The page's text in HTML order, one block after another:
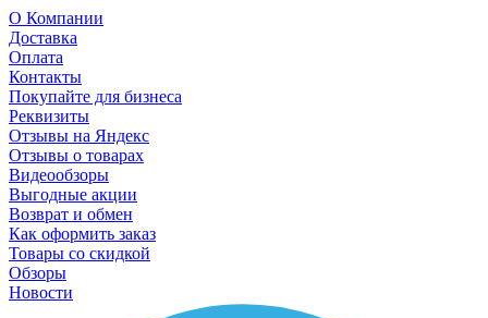
О Компании
Доставка
Оплата
Контакты
Покупайте для бизнеса
Реквизиты
Отзывы на Яндекс
Отзывы о товарах
Видеообзоры
Выгодные акции
Возврат и обмен
Как оформить заказ
Товары со скидкой
Обзоры
Новости